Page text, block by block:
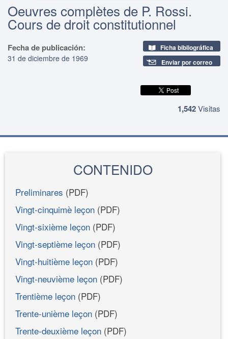
Oeuvres complètes de P. Rossi.
Cours de droit constitutionnel
Fecha de publicación:
31 de diciembre de 1969
Ficha bibliográfica
Enviar por correo
1,542Visitas
CONTENIDO
Preliminares (PDF)
Vingt-cinquimè leçon (PDF)
Vingt-sixième leçon (PDF)
Vingt-septième leçon (PDF)
Vingt-huitième leçon (PDF)
Vingt-neuvième leçon (PDF)
Trentième leçon (PDF)
Trente-unième leçon (PDF)
Trente-deuxième leçon (PDF)